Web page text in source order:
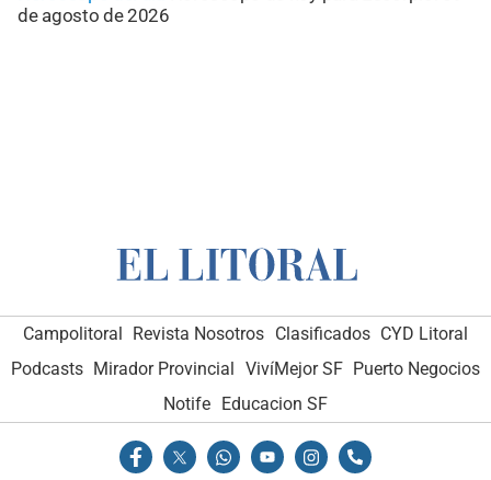
de agosto de 2026
Campolitoral Revista Nosotros Clasificados CYD Litoral
Podcasts Mirador Provincial VivíMejor SF Puerto Negocios
Notife Educacion SF